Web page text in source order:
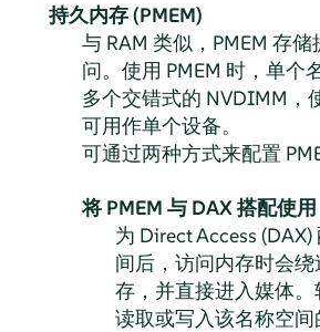
持久内存 (PMEM)
与 RAM 类似，PMEM 存
问。使用 PMEM 时，单个
多个交错式的 NVDIMM，
可用作单个设备。
可通过两种方式来配置
将 PMEM 与 DAX 搭配使用
为 Direct Access
间后，访问内存时会
存，并直接进入媒体
读取或写入该名称空间